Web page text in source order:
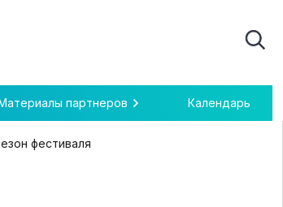
партнеров Календарь
фестиваля